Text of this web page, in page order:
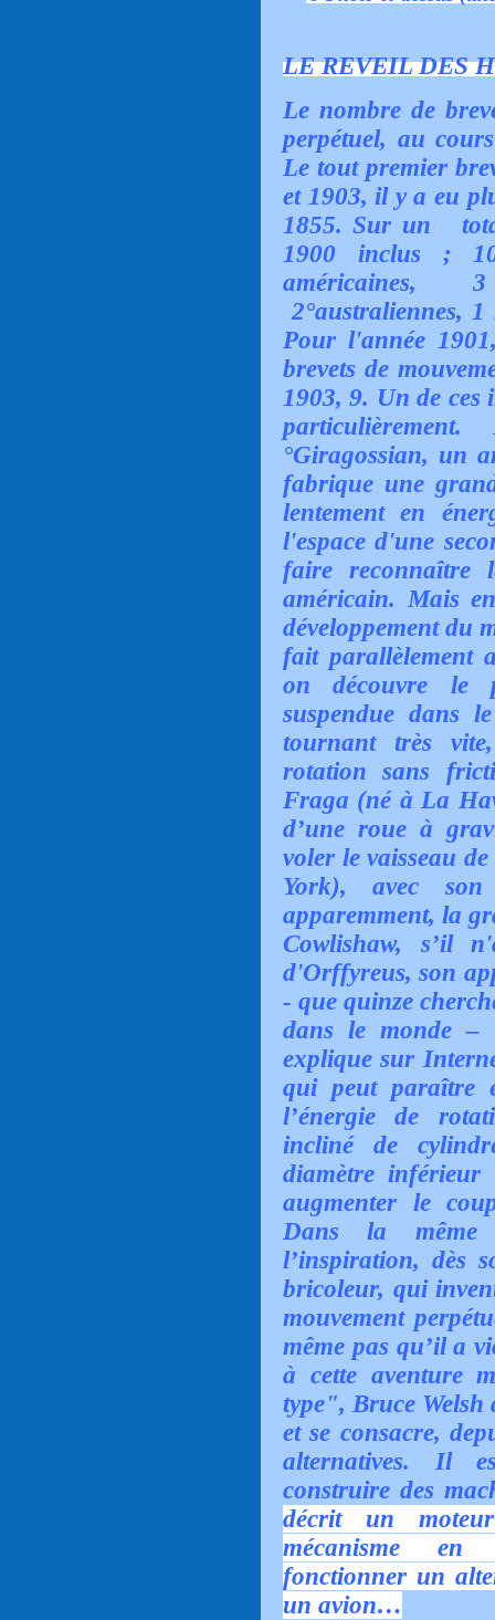
LE REVEIL DES
Le nombre de
perpétuel, au
Le tout premier
et 1903, il y a eu
1855. Sur un
1900 inclus ;
américaines, 3
2°australiennes,
Pour l'année
brevets de
1903, 9. Un de ces
°Giragossian, un
fabrique une
lentement en
l'espace d'une
faire reconnaître
américain. Mais
développement du
fait parallèlement
on découvre le
suspendue dans
tournant très
rotation sans
Fraga (né à La
d’une roue à
voler le vaisseau
York), avec
apparemment, la
Cowlishaw, s’il
d'Orffyreus, son
- que quinze
dans le monde –
explique sur
qui peut paraître
l’énergie de
incliné de
diamètre
augmenter le
Dans la même
l’inspiration, dès
bricoleur, qui
mouvement
même pas qu’il a
à cette aventure
type", Bruce Welsh
et se consacre,
alternatives. Il
construire des
décrit un
mécanisme en
fonctionner un
un avion…